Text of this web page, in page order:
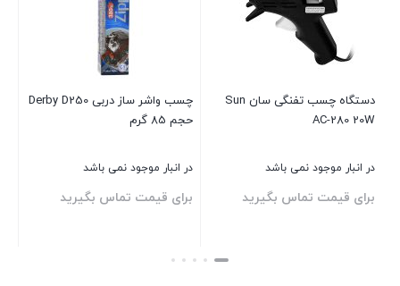
چسب واشر ساز دربی Derby D250
حجم 85 گرم
در انبار موجود نمی باشد
برای قیمت تماس بگیرید
اسپری پاک کننده دوده و سوختگی
اکو سرویس
موجود در انبار
580,000 تومان
بستن